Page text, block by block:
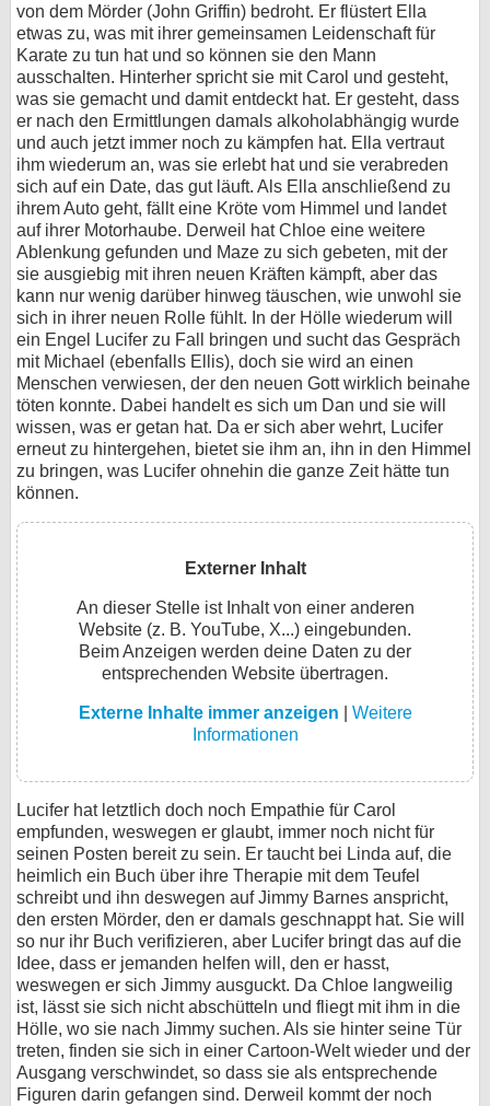
von dem Mörder (John Griffin) bedroht. Er flüstert Ella
etwas zu, was mit ihrer gemeinsamen Leidenschaft für
Karate zu tun hat und so können sie den Mann
ausschalten. Hinterher spricht sie mit Carol und gesteht,
was sie gemacht und damit entdeckt hat. Er gesteht, dass
er nach den Ermittlungen damals alkoholabhängig wurde
und auch jetzt immer noch zu kämpfen hat. Ella vertraut
ihm wiederum an, was sie erlebt hat und sie verabreden
sich auf ein Date, das gut läuft. Als Ella anschließend zu
ihrem Auto geht, fällt eine Kröte vom Himmel und landet
auf ihrer Motorhaube. Derweil hat Chloe eine weitere
Ablenkung gefunden und Maze zu sich gebeten, mit der
sie ausgiebig mit ihren neuen Kräften kämpft, aber das
kann nur wenig darüber hinweg täuschen, wie unwohl sie
sich in ihrer neuen Rolle fühlt. In der Hölle wiederum will
ein Engel Lucifer zu Fall bringen und sucht das Gespräch
mit Michael (ebenfalls Ellis), doch sie wird an einen
Menschen verwiesen, der den neuen Gott wirklich beinahe
töten konnte. Dabei handelt es sich um Dan und sie will
wissen, was er getan hat. Da er sich aber wehrt, Lucifer
erneut zu hintergehen, bietet sie ihm an, ihn in den Himmel
zu bringen, was Lucifer ohnehin die ganze Zeit hätte tun
können.
Externer Inhalt
An dieser Stelle ist Inhalt von einer anderen
Website (z. B. YouTube, X...) eingebunden.
Beim Anzeigen werden deine Daten zu der
entsprechenden Website übertragen.
Externe Inhalte immer anzeigen
Weitere
Informationen
Lucifer hat letztlich doch noch Empathie für Carol
empfunden, weswegen er glaubt, immer noch nicht für
seinen Posten bereit zu sein. Er taucht bei Linda auf, die
heimlich ein Buch über ihre Therapie mit dem Teufel
schreibt und ihn deswegen auf Jimmy Barnes anspricht,
den ersten Mörder, den er damals geschnappt hat. Sie will
so nur ihr Buch verifizieren, aber Lucifer bringt das auf die
Idee, dass er jemanden helfen will, den er hasst,
weswegen er sich Jimmy ausguckt. Da Chloe langweilig
ist, lässt sie sich nicht abschütteln und fliegt mit ihm in die
Hölle, wo sie nach Jimmy suchen. Als sie hinter seine Tür
treten, finden sie sich in einer Cartoon-Welt wieder und der
Ausgang verschwindet, so dass sie als entsprechende
Figuren darin gefangen sind. Derweil kommt der noch